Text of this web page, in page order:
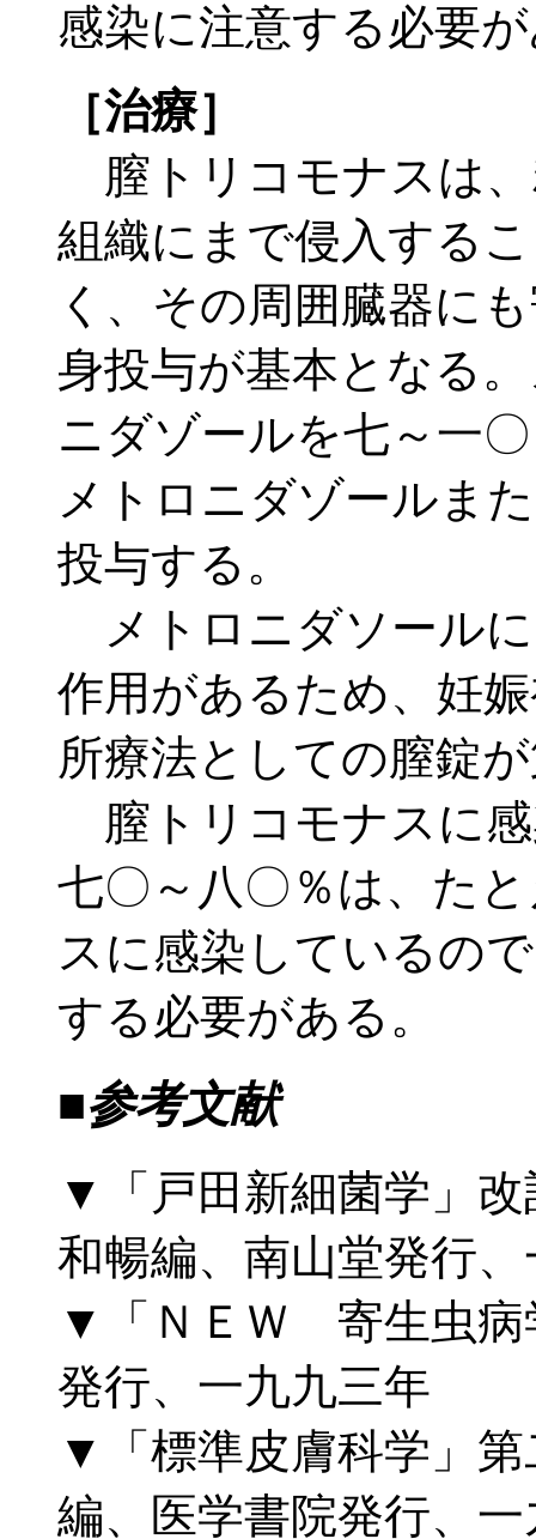
感染に注意する必要
［治療］
膣トリコモナスは
組織にまで侵入する
く、その周囲臓器に
身投与が基本となる
ニダゾールを七～一
メトロニダゾールま
投与する。
メトロニダソール
作用があるため、妊
所療法としての膣錠
膣トリコモナスに
七〇～八〇％は、た
スに感染しているの
する必要がある。
■参考文献
▼「戸田新細菌学」
和暢編、南山堂発行
▼「ＮＥＷ 寄生虫病
発行、一九九三年
▼「標準皮膚科学」
編、医学書院発行、